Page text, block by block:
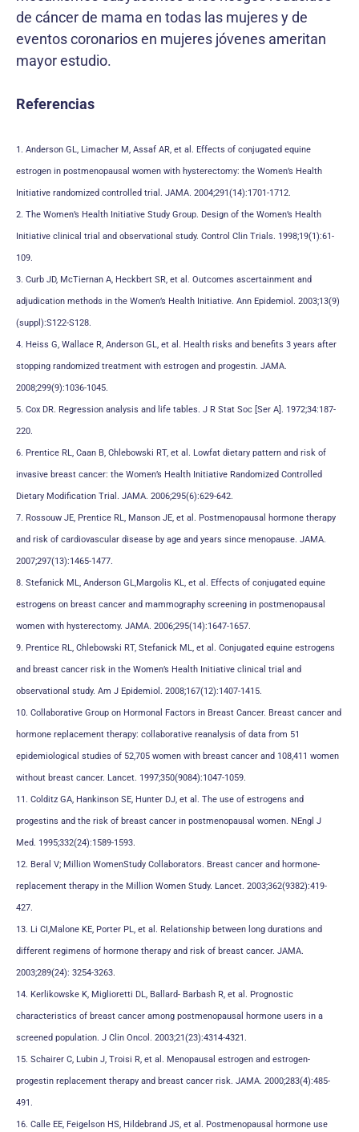
de cáncer de mama en todas las mujeres y de
eventos coronarios en mujeres jóvenes ameritan
mayor estudio.
Referencias
1. Anderson GL, Limacher M, Assaf AR, et al. Effects of conjugated equine
estrogen in postmenopausal women with hysterectomy: the Women’s Health
Initiative randomized controlled trial. JAMA. 2004;291(14):1701-1712.
2. The Women’s Health Initiative Study Group. Design of the Women’s Health
Initiative clinical trial and observational study. Control Clin Trials. 1998;19(1):61-
109.
3. Curb JD, McTiernan A, Heckbert SR, et al. Outcomes ascertainment and
adjudication methods in the Women’s Health Initiative. Ann Epidemiol. 2003;13(9)
(suppl):S122-S128.
4. Heiss G, Wallace R, Anderson GL, et al. Health risks and benefits 3 years after
stopping randomized treatment with estrogen and progestin. JAMA.
2008;299(9):1036-1045.
5. Cox DR. Regression analysis and life tables. J R Stat Soc [Ser A]. 1972;34:187-
220.
6. Prentice RL, Caan B, Chlebowski RT, et al. Lowfat dietary pattern and risk of
invasive breast cancer: the Women’s Health Initiative Randomized Controlled
Dietary Modification Trial. JAMA. 2006;295(6):629-642.
7. Rossouw JE, Prentice RL, Manson JE, et al. Postmenopausal hormone therapy
and risk of cardiovascular disease by age and years since menopause. JAMA.
2007;297(13):1465-1477.
8. Stefanick ML, Anderson GL,Margolis KL, et al. Effects of conjugated equine
estrogens on breast cancer and mammography screening in postmenopausal
women with hysterectomy. JAMA. 2006;295(14):1647-1657.
9. Prentice RL, Chlebowski RT, Stefanick ML, et al. Conjugated equine estrogens
and breast cancer risk in the Women’s Health Initiative clinical trial and
observational study. Am J Epidemiol. 2008;167(12):1407-1415.
10. Collaborative Group on Hormonal Factors in Breast Cancer. Breast cancer and
hormone replacement therapy: collaborative reanalysis of data from 51
epidemiological studies of 52,705 women with breast cancer and 108,411 women
without breast cancer. Lancet. 1997;350(9084):1047-1059.
11. Colditz GA, Hankinson SE, Hunter DJ, et al. The use of estrogens and
progestins and the risk of breast cancer in postmenopausal women. NEngl J
Med. 1995;332(24):1589-1593.
12. Beral V; Million WomenStudy Collaborators. Breast cancer and hormone-
replacement therapy in the Million Women Study. Lancet. 2003;362(9382):419-
427.
13. Li CI,Malone KE, Porter PL, et al. Relationship between long durations and
different regimens of hormone therapy and risk of breast cancer. JAMA.
2003;289(24): 3254-3263.
14. Kerlikowske K, Miglioretti DL, Ballard- Barbash R, et al. Prognostic
characteristics of breast cancer among postmenopausal hormone users in a
screened population. J Clin Oncol. 2003;21(23):4314-4321.
15. Schairer C, Lubin J, Troisi R, et al. Menopausal estrogen and estrogen-
progestin replacement therapy and breast cancer risk. JAMA. 2000;283(4):485-
491.
16. Calle EE, Feigelson HS, Hildebrand JS, et al. Postmenopausal hormone use